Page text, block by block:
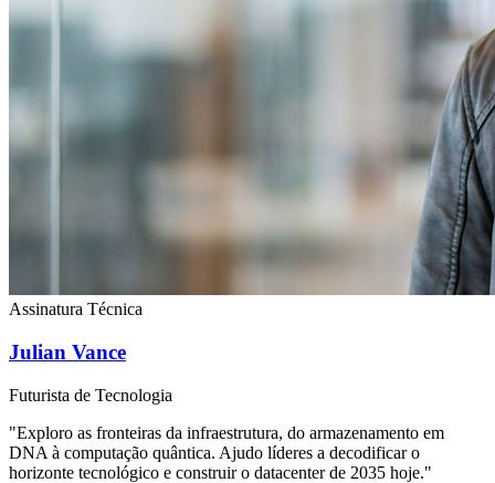
Assinatura Técnica
Julian Vance
Futurista de Tecnologia
"Exploro as fronteiras da infraestrutura, do armazenamento em
DNA à computação quântica. Ajudo líderes a decodificar o
horizonte tecnológico e construir o datacenter de 2035 hoje."